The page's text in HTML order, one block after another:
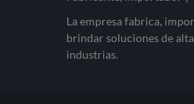
La empresa fabrica,
brindar soluciones de
industrias.